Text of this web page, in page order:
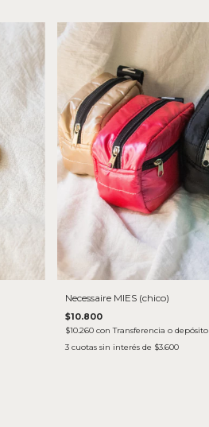
Necessaire MIES (chico)
$10.800
$10.260 con Transferencia o depósito
3 cuotas sin interés de $3.600